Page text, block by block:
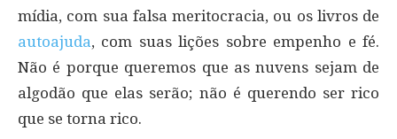
mídia, com sua falsa meritocracia, ou os livros de
autoajuda, com suas lições sobre empenho e fé.
Não é porque queremos que as nuvens sejam de
algodão que elas serão; não é querendo ser rico
que se torna rico.